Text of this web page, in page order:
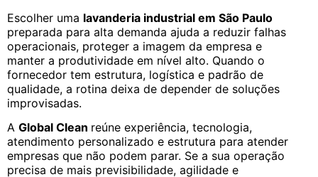
Escolher uma lavanderia industrial em São Paulo
preparada para alta demanda ajuda a reduzir falhas
operacionais, proteger a imagem da empresa e
manter a produtividade em nível alto. Quando o
fornecedor tem estrutura, logística e padrão de
qualidade, a rotina deixa de depender de soluções
improvisadas.
A Global Clean reúne experiência, tecnologia,
atendimento personalizado e estrutura para atender
empresas que não podem parar. Se a sua operação
precisa de mais previsibilidade, agilidade e